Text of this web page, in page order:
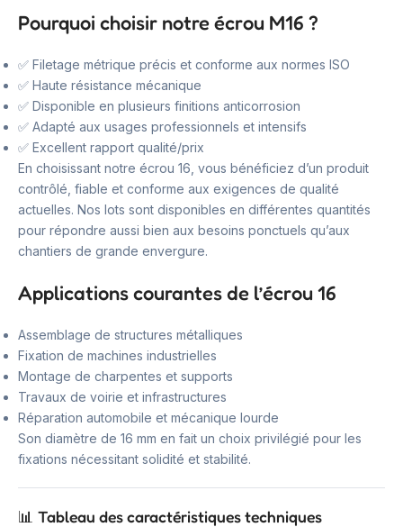
Pourquoi choisir notre écrou M16 ?
✅ Filetage métrique précis et conforme aux normes ISO
✅ Haute résistance mécanique
✅ Disponible en plusieurs finitions anticorrosion
✅ Adapté aux usages professionnels et intensifs
✅ Excellent rapport qualité/prix
En choisissant notre écrou 16, vous bénéficiez d’un produit
contrôlé, fiable et conforme aux exigences de qualité
actuelles. Nos lots sont disponibles en différentes quantités
pour répondre aussi bien aux besoins ponctuels qu’aux
chantiers de grande envergure.
Applications courantes de l’écrou 16
Assemblage de structures métalliques
Fixation de machines industrielles
Montage de charpentes et supports
Travaux de voirie et infrastructures
Réparation automobile et mécanique lourde
Son diamètre de 16 mm en fait un choix privilégié pour les
fixations nécessitant solidité et stabilité.
📊 Tableau des caractéristiques techniques